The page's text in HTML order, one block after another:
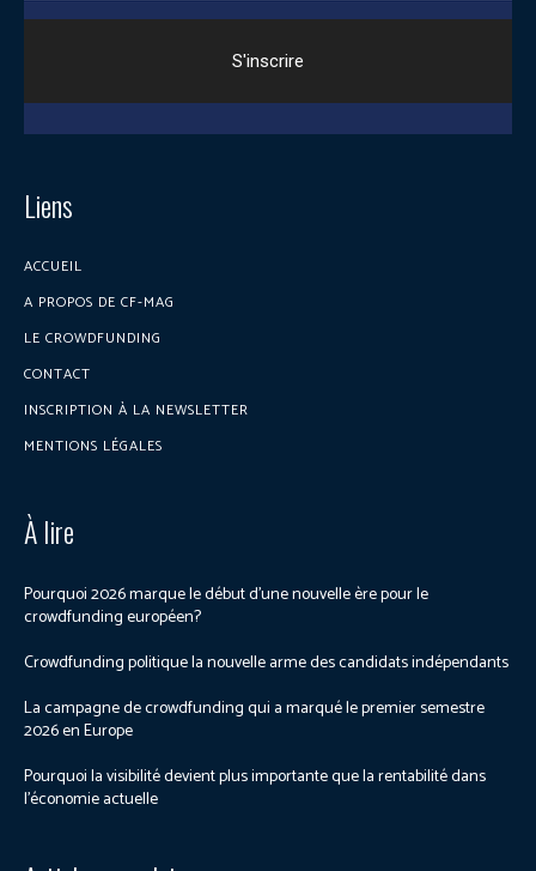
Liens
ACCUEIL
A PROPOS DE CF-MAG
LE CROWDFUNDING
CONTACT
INSCRIPTION À LA NEWSLETTER
MENTIONS LÉGALES
À lire
Pourquoi 2026 marque le début d’une nouvelle ère pour le
crowdfunding européen?
Crowdfunding politique la nouvelle arme des candidats indépendants
La campagne de crowdfunding qui a marqué le premier semestre
2026 en Europe
Pourquoi la visibilité devient plus importante que la rentabilité dans
l’économie actuelle